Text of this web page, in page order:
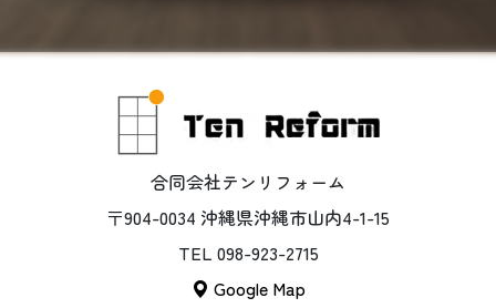
合同会社テンリフォーム
〒904-0034 沖縄県沖縄市山内4-1-15
TEL 098-923-2715
Google Map